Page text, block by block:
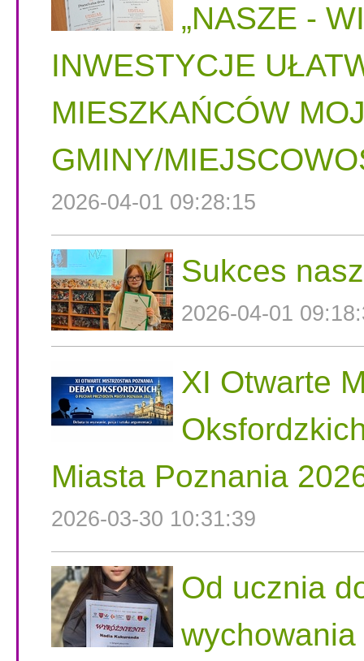
„NASZE -
INWESTYCJE
MIESZKAŃCÓW
GMINY/
2026-04-01 09:28:15
Sukces
2026-04-01
XI Otwarte
Miasta Poznania
2026-03-30 10:31:39
Od ucznia